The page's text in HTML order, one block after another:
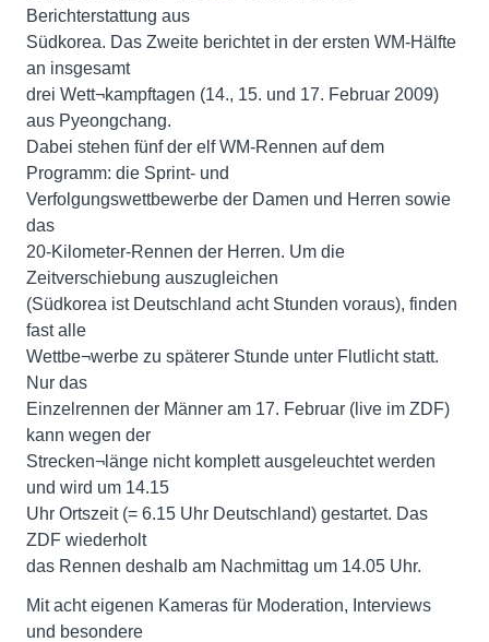
Berichterstattung aus
Südkorea. Das Zweite berichtet in der ersten WM-Hälfte
an insgesamt
drei Wett¬kampftagen (14., 15. und 17. Februar 2009)
aus Pyeongchang.
Dabei stehen fünf der elf WM-Rennen auf dem
Programm: die Sprint- und
Verfolgungswettbewerbe der Damen und Herren sowie
das
20-Kilometer-Rennen der Herren. Um die
Zeitverschiebung auszugleichen
(Südkorea ist Deutschland acht Stunden voraus), finden
fast alle
Wettbe¬werbe zu späterer Stunde unter Flutlicht statt.
Nur das
Einzelrennen der Männer am 17. Februar (live im ZDF)
kann wegen der
Strecken¬länge nicht komplett ausgeleuchtet werden
und wird um 14.15
Uhr Ortszeit (= 6.15 Uhr Deutschland) gestartet. Das
ZDF wiederholt
das Rennen deshalb am Nachmittag um 14.05 Uhr.
Mit acht eigenen Kameras für Moderation, Interviews
und besondere